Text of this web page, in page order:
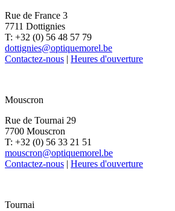
Rue de France 3
7711 Dottignies
T: +32 (0) 56 48 57 79
dottignies@optiquemorel.be
Contactez-nous | Heures d'ouverture
Mouscron
Rue de Tournai 29
7700 Mouscron
T: +32 (0) 56 33 21 51
mouscron@optiquemorel.be
Contactez-nous | Heures d'ouverture
Tournai